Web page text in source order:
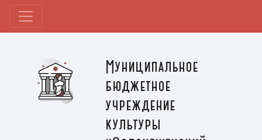
Муниципальное
бюджетное
учреждение
культуры